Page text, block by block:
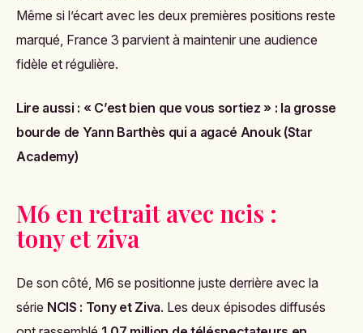
Même si l’écart avec les deux premières positions reste
marqué, France 3 parvient à maintenir une audience
fidèle et régulière.
Lire aussi : « C’est bien que vous sortiez » : la grosse
bourde de Yann Barthès qui a agacé Anouk (Star
Academy)
M6 en retrait avec ncis :
tony et ziva
De son côté, M6 se positionne juste derrière avec la
série NCIS : Tony et Ziva. Les deux épisodes diffusés